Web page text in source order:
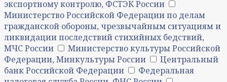
экспортному контролю, ФСТЭК России
Министерство Российской Федерации по делам
гражданской обороны, чрезвычайным ситуациям и
ликвидации последствий стихийных бедствий,
МЧС России
Министерство культуры Российской
Федерации, Минкультуры России
Центральный
банк Российской Федерации
Федеральная